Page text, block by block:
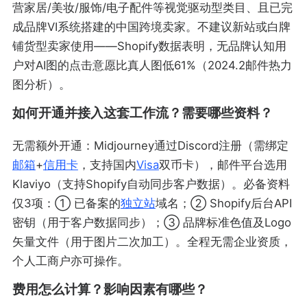
营家居/美妆/服饰/电子配件等视觉驱动型类目、且已完
成品牌VI系统搭建的中国跨境卖家。不建议新站或白牌
铺货型卖家使用——Shopify数据表明，无品牌认知用
户对AI图的点击意愿比真人图低61%（2024.2邮件热力
图分析）。
如何开通并接入这套工作流？需要哪些资料？
无需额外开通：Midjourney通过Discord注册（需绑定
邮箱+信用卡，支持国内Visa双币卡），邮件平台选用
Klaviyo（支持Shopify自动同步客户数据）。必备资料
仅3项：① 已备案的独立站域名；② Shopify后台API
密钥（用于客户数据同步）；③ 品牌标准色值及Logo
矢量文件（用于图片二次加工）。全程无需企业资质，
个人工商户亦可操作。
费用怎么计算？影响因素有哪些？